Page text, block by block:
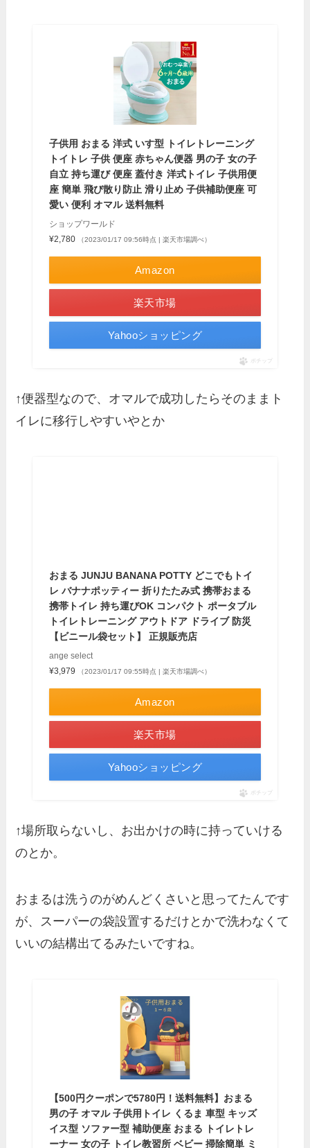
子供用 おまる 洋式 いす型 トイレトレーニング
トイトレ 子供 便座 赤ちゃん便器 男の子 女の子
自立 持ち運び 便座 蓋付き 洋式トイレ 子供用便
座 簡単 飛び散り防止 滑り止め 子供補助便座 可
愛い 便利 オマル 送料無料
ショップワールド
¥2,780
（2023/01/17 09:56時点 | 楽天市場調べ）
Amazon
楽天市場
Yahooショッピング
ポチップ
↑便器型なので、オマルで成功したらそのままト
イレに移行しやすいやとか
おまる JUNJU BANANA POTTY どこでもトイ
レ バナナポッティー 折りたたみ式 携帯おまる
携帯トイレ 持ち運びOK コンパクト ポータブル
トイレトレーニング アウトドア ドライブ 防災
【ビニール袋セット】 正規販売店
ange select
¥3,979
（2023/01/17 09:55時点 | 楽天市場調べ）
Amazon
楽天市場
Yahooショッピング
ポチップ
↑場所取らないし、お出かけの時に持っていける
のとか。
おまるは洗うのがめんどくさいと思ってたんです
が、スーパーの袋設置するだけとかで洗わなくて
いいの結構出てるみたいですね。
【500円クーポンで5780円！送料無料】おまる
男の子 オマル 子供用トイレ くるま 車型 キッズ
イス型 ソファー型 補助便座 おまる トイレトレ
ーナー 女の子 トイレ教習所 ベビー 掃除簡単 ミ